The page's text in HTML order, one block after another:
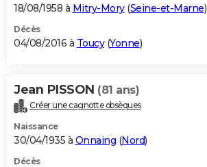
18/08/1958 à Mitry-Mory(Seine-et-Marne)
Décès
04/08/2016 à Toucy(Yonne)
Jean PISSON (81 ans)
Créer une cagnotte obsèques
Naissance
30/04/1935 à Onnaing (Nord)
Décès